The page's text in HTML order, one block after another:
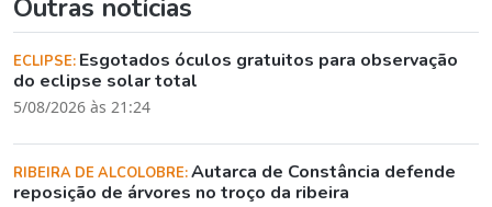
Outras notícias
ECLIPSE: Esgotados óculos gratuitos para observação
do eclipse solar total
5/08/2026 às 21:24
RIBEIRA DE ALCOLOBRE:Autarca de Constância defende
reposição de árvores no troço da ribeira